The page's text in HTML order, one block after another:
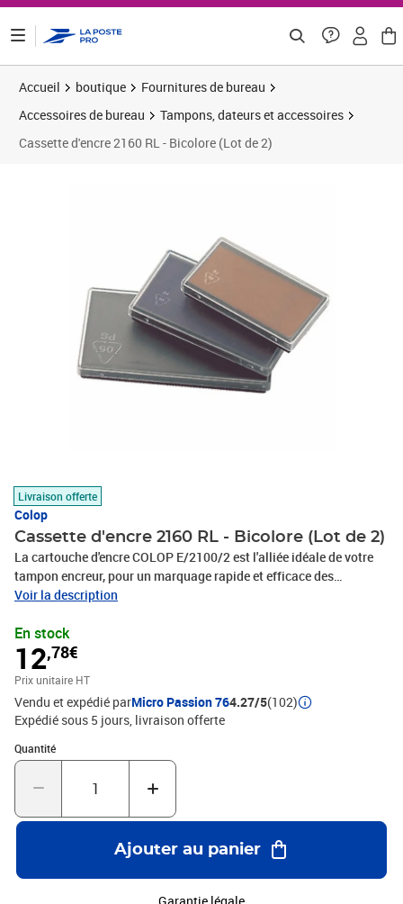
Accueil boutique
Fournitures de bureau
Accessoires de bureau
Tampons, dateurs et accessoires
Cassette d'encre 2160 RL - Bicolore (Lot de 2)
Livraison offerte
Colop
Cassette d'encre 2160 RL - Bicolore (Lot de 2)
La cartouche d'encre COLOP E/2100/2 est l'alliée idéale de votre
tampon encreur, pour un marquage rapide et efficace des
documents.Cette cartouche d'encre pour tampon encreur fait
administrations. L'encre de qualité de cette cartouche sèche
rapidement, pour faciliter le rangement ou l'utilisation des
documents marqués. L'encre de cette cartouche COLOP E/2100/2
est également permanente, pour une efficacité durable.Cartouche
bicolore : bleu et rougePratique et efficaceConforme au certificat
14145-3Encre permanent et à séchage rapideIdéale avec les
tampons encreurs : Classic 2100 Microban, 2100/4 Microban,
2160 Microban; Expert 3160 Microban
Voir la description
En stock
12,78€
Prix unitaire HT
Vendu et expédié parMicro Passion 764.27/5(102)
Expédié sous 5 jours livraison offerte
Quantité
Quantité : 1
Ajouter au panier